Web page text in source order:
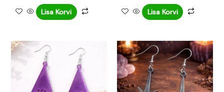
Lisa Korvi Lisa Korvi